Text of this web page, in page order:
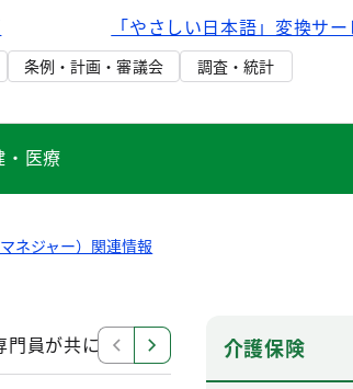
「やさしい日本語」変換サー
条例・計画・審議会
調査・統計
・医療
ネジャー）関連情報
員が共に行うケアマネジメントの質の向
介護保険